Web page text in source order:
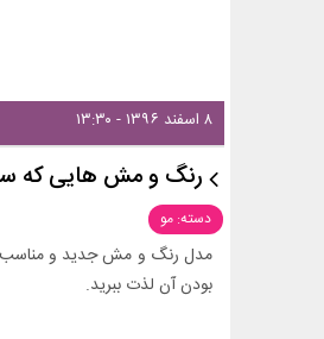
۸ اسفند ۱۳۹۶ - ۱۳:۳۰
رنگ و مش هایی که سال 2017-2018 انتخاب
دسته: مو
مدل رنگ و مش جدید و مناسب با
بودن آن لذت ببرید.